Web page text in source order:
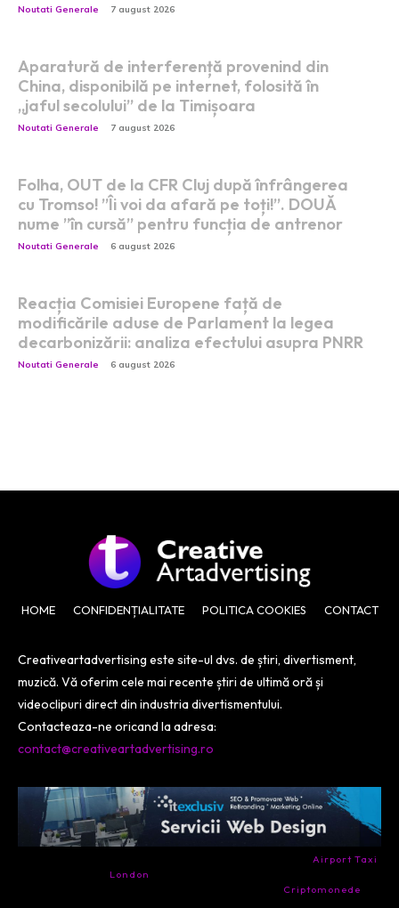
Noutati Generale 7 august 2026
Aparatură de interferență provenind din
China, disponibilă pe internet, folosită în
„jaful secolului” de la Timișoara
Noutati Generale 7 august 2026
Folha, OUT de la CFR Cluj după înfrângerea
cu Tromso! ”Îi voi da afară pe toți!”. DOUĂ
nume ”în cursă” pentru funcția de antrenor
Noutati Generale 6 august 2026
Reacția Comisiei Europene față de
modificările aduse de Parlament la legea
decarbonizării: analiza efectului asupra PNRR
Noutati Generale 6 august 2026
HOME CONFIDENȚIALITATE POLITICA COOKIES CONTACT
Creativeartadvertising este site-ul dvs. de știri, divertisment,
muzică. Vă oferim cele mai recente știri de ultimă oră și
videoclipuri direct din industria divertismentului.
Contacteaza-ne oricand la adresa:
contact@creativeartadvertising.ro
Airport Taxi
London
Criptomonede